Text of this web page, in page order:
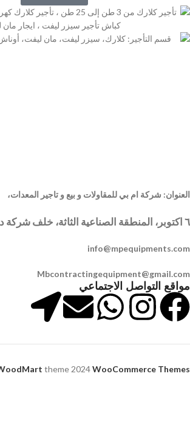
العنوان: شركة ام بي للمقاولات و بيع و تاجير المعدات،
٦ اكتوبر، المنطقة الصناعية الثاثة، خلف شركة دايو.
info@mpequipments.com
Mbcontractingequipment@gmail.com
مواقع التواصل الاجتماعي
theme2024WooCommerce Themes